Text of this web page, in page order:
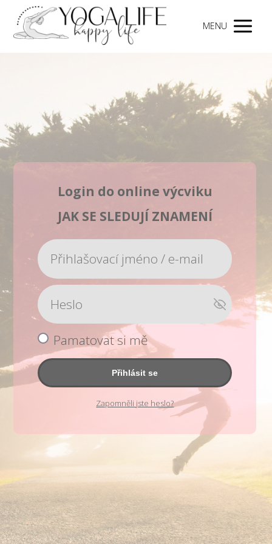
MENU
Login do online výcviku
JAK SE SLEDUJÍ ZNAMENÍ
Pamatovat si mě
Přihlásit se
Zapomněli jste heslo?